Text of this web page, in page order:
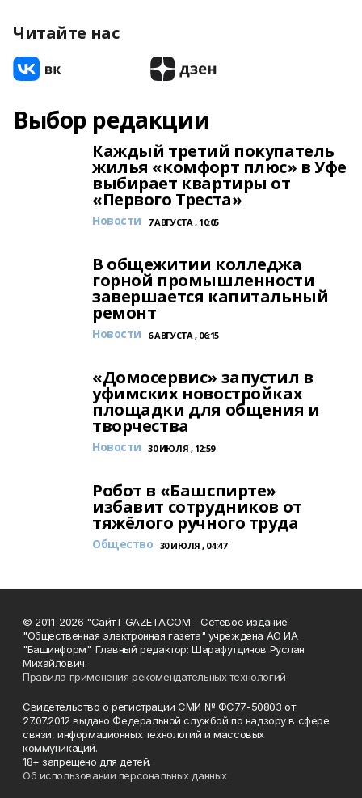
Читайте нас
Выбор редакции
Каждый третий покупатель
жилья «комфорт плюс» в Уфе
выбирает квартиры от
«Первого Треста»
Новости 7 АВГУСТА , 10:05
В общежитии колледжа
горной промышленности
завершается капитальный
ремонт
Новости 6 АВГУСТА , 06:15
«Домосервис» запустил в
уфимских новостройках
площадки для общения и
творчества
Новости 30 ИЮЛЯ , 12:59
Робот в «Башспирте»
избавит сотрудников от
тяжёлого ручного труда
Общество 30 ИЮЛЯ , 04:47
© 2011-2026 "Сайт I-GAZETA.COM - Сетевое издание
"Общественная электронная газета" учреждена АО ИА
"Башинформ". Главный редактор: Шарафутдинов Руслан
Михайлович.
Правила применения рекомендательных технологий
Свидетельство о регистрации СМИ № ФС77-50803 от
27.07.2012 выдано Федеральной службой по надзору в сфере
связи, информационных технологий и массовых
коммуникаций.
18+ запрещено для детей.
Об использовании персональных данных